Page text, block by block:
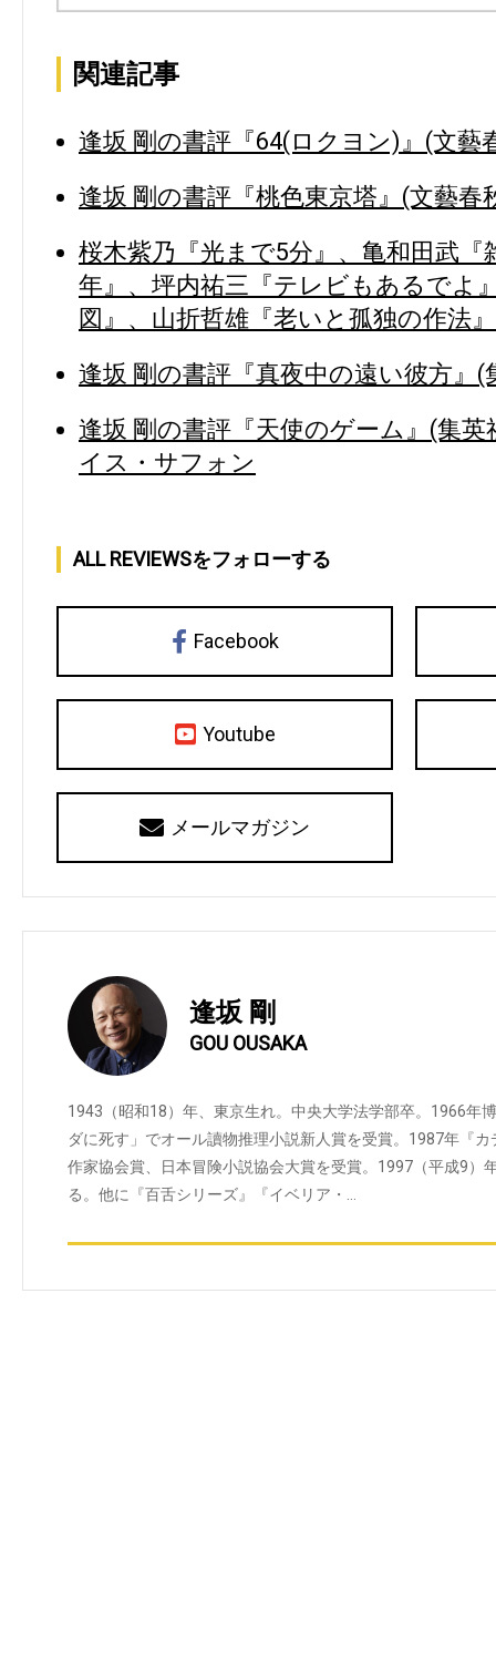
関連記事
逢坂 剛の書評『64(ロクヨン)』(文藝
逢坂 剛の書評『桃色東京塔』(文藝春
桜木紫乃『光まで5分』、亀和田武
年』、坪内祐三『テレビもあるでよ
図』、山折哲雄『老いと孤独の作法』
逢坂 剛の書評『真夜中の遠い彼方』(
逢坂 剛の書評『天使のゲーム』(集
イス・サフォン
ALL REVIEWSをフォローする
Facebook
Youtube
メールマガジン
逢坂 剛
GOU OUSAKA
1943（昭和18）年、東京生れ。中央大学法学部卒。1966年
ダに死す」でオール讀物推理小説新人賞を受賞。1987年『
作家協会賞、日本冒険小説協会大賞を受賞。1997（平成9）
る。他に『百舌シリーズ』『イベリア・…